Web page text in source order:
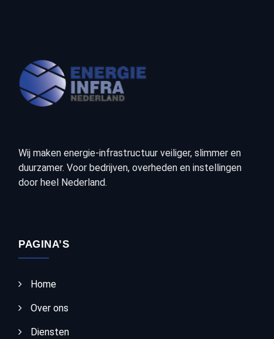
Wij maken energie-infrastructuur veiliger, slimmer en
duurzamer. Voor bedrijven, overheden en instellingen
door heel Nederland.
PAGINA’S
Home
Over ons
Diensten